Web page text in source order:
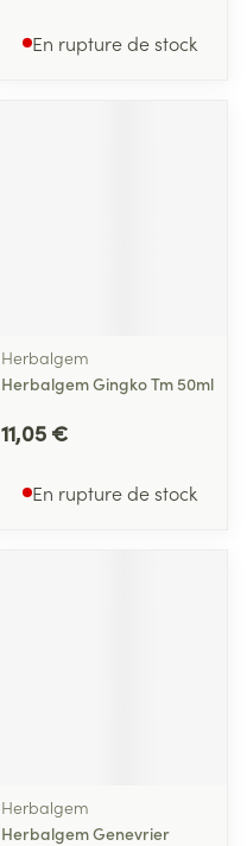
En rupture de stock
Herbalgem
Herbalgem Gingko Tm 50ml
11,05 €
En rupture de stock
Herbalgem
Herbalgem Genevrier